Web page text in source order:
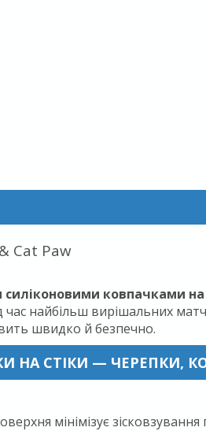
Cat Paw
ковпачками на
найбільш вирішальних
швидко й безпечно.
СТІКИ — ЧЕРЕПКИ,
мінімізує зісковзування